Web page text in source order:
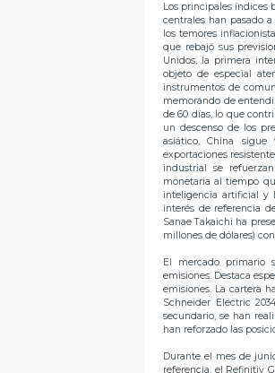
Los principales índices
centrales han pasado
los temores
que rebajó sus
Unidos, la primera
objeto de especial
instrumentos de
memorando de
de 60 días, lo que
un descenso de los
asiático, China
exportaciones
industrial se
monetaria al tiempo
inteligencia artificial y
interés de referencia
Sanae Takaichi ha
millones de dólares)
El mercado primario
emisiones. Destaca
emisiones. La cartera
Schneider Electric
secundario, se han
han reforzado las
Durante el mes de
referencia, el Refinitiv